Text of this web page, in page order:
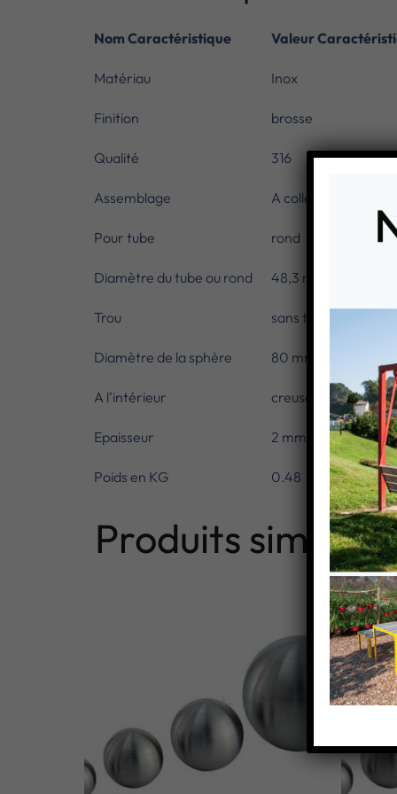
Nom Caractéristique Valeur
Matériau Inox
Finition brosse
Qualité 316
Assemblage A coller
Pour tube rond
Diamètre du tube ou rond 48,3 mm
Trou sans trou
Diamètre de la sphère 80 mm
A l’intérieur creuse
Epaisseur 2 mm
Poids en KG 0.48
Produits